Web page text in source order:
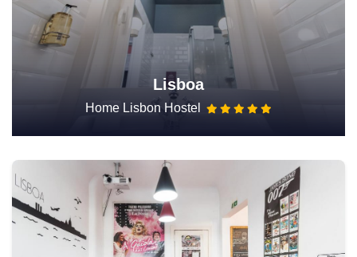
Lisboa
Home Lisbon Hostel